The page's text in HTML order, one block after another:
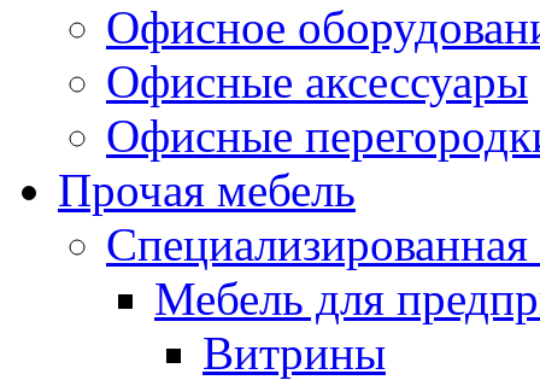
Офисное
Офисные аксессуары
Офисные
Прочая мебель
Специализированная
Мебель для
Витрины